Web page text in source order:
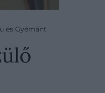
és Gyémánt